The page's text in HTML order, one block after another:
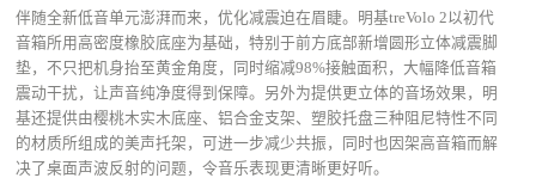
伴随全新低音单元澎湃而来，优化减震迫在眉睫。明基treVolo 2以初代
音箱所用高密度橡胶底座为基础，特别于前方底部新增圆形立体减震脚
垫，不只把机身抬至黄金角度，同时缩减98%接触面积，大幅降低音箱
震动干扰，让声音纯净度得到保障。另外为提供更立体的音场效果，明
基还提供由樱桃木实木底座、铝合金支架、塑胶托盘三种阻尼特性不同
的材质所组成的美声托架，可进一步减少共振，同时也因架高音箱而解
决了桌面声波反射的问题，令音乐表现更清晰更好听。